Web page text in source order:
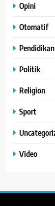
Opini
Otomatif
Pendidikan
Politik
Religion
Sport
Video